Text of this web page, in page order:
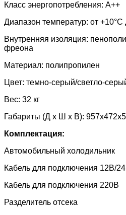
Класс энергопотребления: А++
Диапазон температур: от +10°С
Внутренняя изоляция:
фреона
Материал: полипропилен
Цвет: темно-серый/светло-
Вес: 32 кг
Габариты (Д x Ш x В):
Комплектация:
Автомобильный холодильник
Кабель для подключения 12В/
Кабель для подключения 220В
Разделитель отсека